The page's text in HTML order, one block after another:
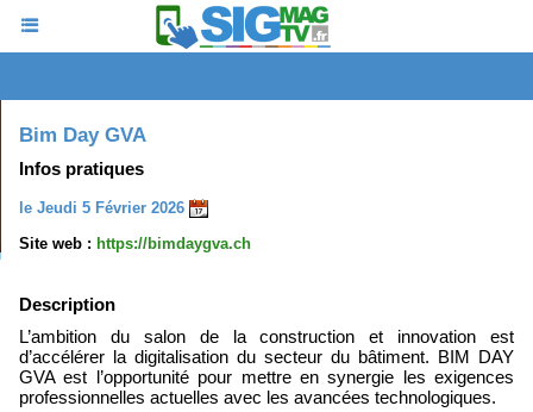
Bim Day GVA
Infos pratiques
le Jeudi 5 Février 2026
Site web : https://bimdaygva.ch
Description
L’ambition du salon de la construction et innovation est
d’accélérer la digitalisation du secteur du bâtiment. BIM DAY
GVA est l’opportunité pour mettre en synergie les exigences
professionnelles actuelles avec les avancées technologiques.